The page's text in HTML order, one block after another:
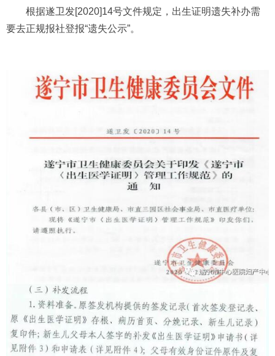
根据遂卫发[2020]14号文件规定，出生证明遗失补办需
要去正规报社登报“遗失公示”。